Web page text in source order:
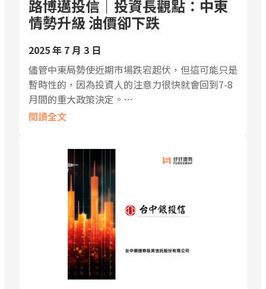
路博邁投信｜投資長觀點：中東
情勢升級 油價卻下跌
2025 年 7 月 3 日
儘管中東局勢使近期市場跌宕起伏，但這可能只是
暫時性的，因為投資人的注意力很快就會回到7-8
月間的重大政策決定。…
閱讀全文